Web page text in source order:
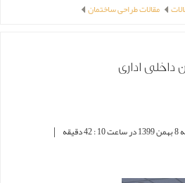
مقالات طراحی ساختمان
اداری
|